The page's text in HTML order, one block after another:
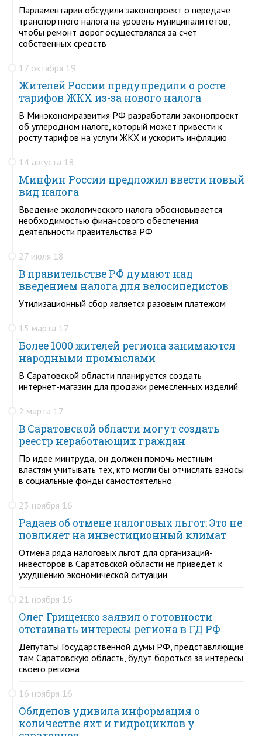
Парламентарии обсудили законопроект о передаче
транспортного налога на уровень муниципалитетов,
чтобы ремонт дорог осуществлялся за счет
собственных средств
17 октября 19
Жителей России предупредили о росте
тарифов ЖКХ из-за нового налога
В Минэкономразвития РФ разработали законопроект
об углеродном налоге, который может привести к
росту тарифов на услуги ЖКХ и ускорить инфляцию
14 августа 18
Минфин России предложил ввести новый
вид налога
Введение экологического налога обосновывается
необходимостью финансового обеспечения
деятельности правительства РФ
27 июля 18
В правительстве РФ думают над
введением налога для велосипедистов
Утилизационный сбор является разовым платежом
15 марта 17
Более 1000 жителей региона занимаются
народными промыслами
В Саратовской области планируется создать
интернет-магазин для продажи ремесленных изделий
2 марта 17
В Саратовской области могут создать
реестр неработающих граждан
По идее минтруда, он должен помочь местным
властям учитывать тех, кто могли бы отчислять взносы
в социальные фонды самостоятельно
23 ноября 16
Радаев об отмене налоговых льгот: Это не
повлияет на инвестиционный климат
Отмена ряда налоговых льгот для организаций-
инвесторов в Саратовской области не приведет к
ухудшению экономической ситуации
21 ноября 16
Олег Грищенко заявил о готовности
отстаивать интересы региона в ГД РФ
Депутаты Государственной думы РФ, представляющие
там Саратовскую область, будут бороться за интересы
своего региона
16 ноября 16
Облдепов удивила информация о
количестве яхт и гидроциклов у